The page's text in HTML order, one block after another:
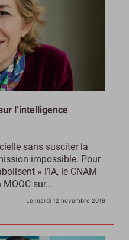
l’intelligence
sans susciter la
impossible. Pour
» l’IA, le CNAM
sur...
Le mardi 12 novembre 2019